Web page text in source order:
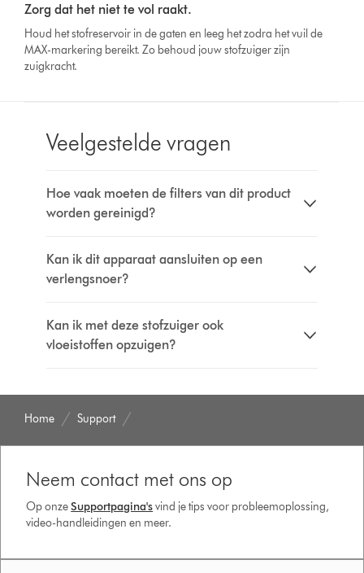
Zorg dat het niet te vol raakt.
Houd het stofreservoir in de gaten en leeg het zodra het vuil de
MAX-markering bereikt. Zo behoud jouw stofzuiger zijn
zuigkracht.
Veelgestelde vragen
Hoe vaak moeten de filters van dit product
worden gereinigd?
Kan ik dit apparaat aansluiten op een
verlengsnoer?
Kan ik met deze stofzuiger ook
vloeistoffen opzuigen?
Home Support
Neem contact met ons op
Op onzeSupportpagina'svind je tips voor probleemoplossing,
video-handleidingen en meer.